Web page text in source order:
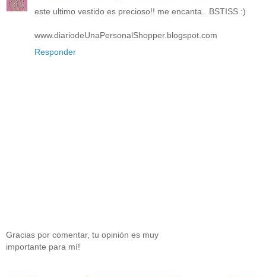
este ultimo vestido es precioso!! me encanta.. BSTISS :)
www.diariodeUnaPersonalShopper.blogspot.com
Responder
Gracias por comentar, tu opinión es muy
importante para mí!